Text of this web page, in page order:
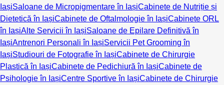
IașiSaloane de Micropigmentare în IașiCabinete de Nutriție și
Dietetică în IașiCabinete de Oftalmologie în IașiCabinete ORL
în IașiAlte Servicii în IașiSaloane de Epilare Definitivă în
IașiAntrenori Personali în IașiServicii Pet Grooming în
IașiStudiouri de Fotografie în IașiCabinete de Chirurgie
Plastică în IașiCabinete de Pedichiură în IașiCabinete de
Psihologie în IașiCentre Sportive în IașiCabinete de Chirurgie